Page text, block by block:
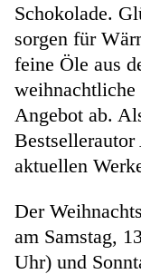
Schokolade.
sorgen für
feine Öle aus
weihnachtliche
Angebot ab.
Bestsellerautor
aktuellen
Der
am Samstag,
Uhr) und